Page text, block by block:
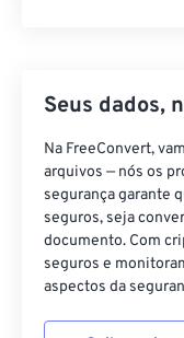
Seus dados,
Na FreeConvert,
arquivos — nós os
segurança garante
seguros, seja
documento. Com
seguros e
aspectos da